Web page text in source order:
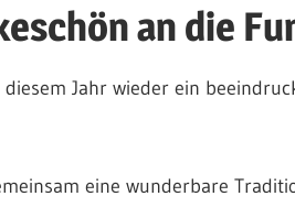
an die
Jahr wieder ein
eine wunderbare